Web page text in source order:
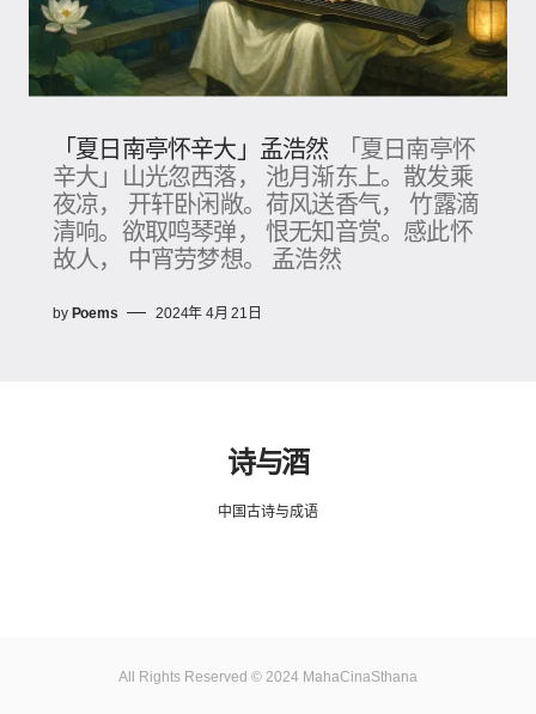
「夏日南亭怀辛大」孟浩然
「夏日南亭怀
辛大」山光忽西落， 池月渐东上。散发乘
夜凉， 开轩卧闲敞。荷风送香气， 竹露滴
清响。欲取鸣琴弹， 恨无知音赏。感此怀
故人， 中宵劳梦想。 孟浩然
by Poems 2024年 4月 21日
诗与酒
中国古诗与成语
All Rights Reserved © 2024 MahaCinaSthana